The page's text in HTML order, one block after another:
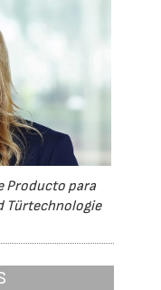
Producto para
Türtechnologie